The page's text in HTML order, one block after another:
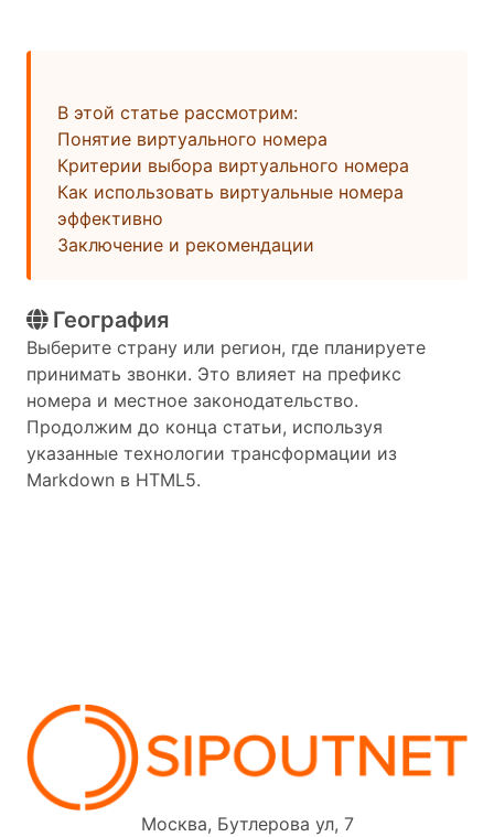
В этой статье рассмотрим:
Понятие виртуального номера
Критерии выбора виртуального номера
Как использовать виртуальные номера
эффективно
Заключение и рекомендации
География
Выберите страну или регион, где планируете
принимать звонки. Это влияет на префикс
номера и местное законодательство.
Продолжим до конца статьи, используя
указанные технологии трансформации из
Markdown в HTML5.
Москва, Бутлерова ул, 7